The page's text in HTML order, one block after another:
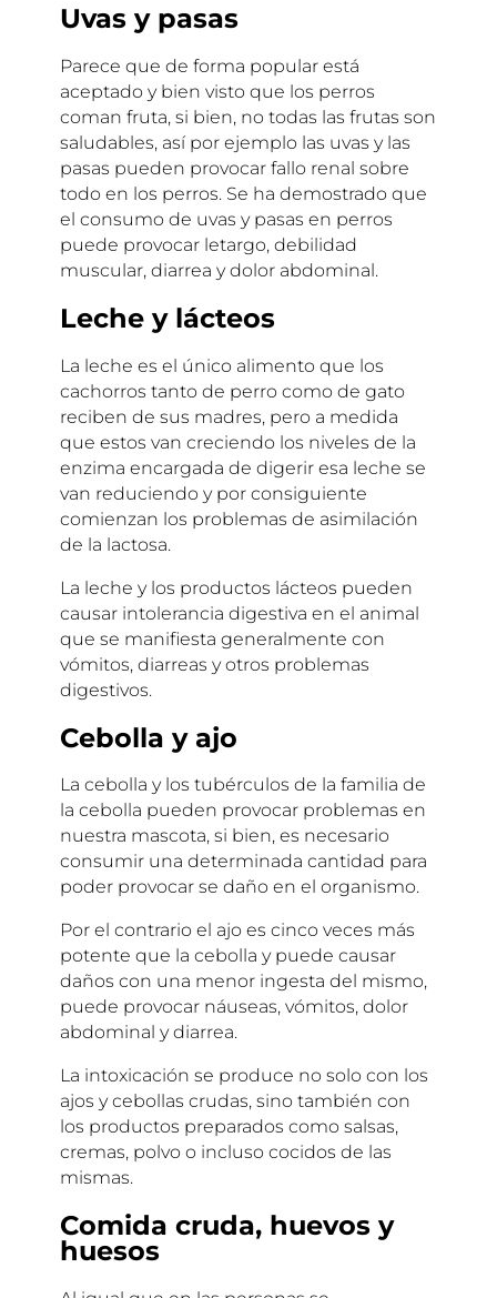
Uvas y pasas
Parece que de forma popular está
aceptado y bien visto que los perros
coman fruta, si bien, no todas las frutas son
saludables, así por ejemplo las uvas y las
pasas pueden provocar fallo renal sobre
todo en los perros. Se ha demostrado que
el consumo de uvas y pasas en perros
puede provocar letargo, debilidad
muscular, diarrea y dolor abdominal.
Leche y lácteos
La leche es el único alimento que los
cachorros tanto de perro como de gato
reciben de sus madres, pero a medida
que estos van creciendo los niveles de la
enzima encargada de digerir esa leche se
van reduciendo y por consiguiente
comienzan los problemas de asimilación
de la lactosa.
La leche y los productos lácteos pueden
causar intolerancia digestiva en el animal
que se manifiesta generalmente con
vómitos, diarreas y otros problemas
digestivos.
Cebolla y ajo
La cebolla y los tubérculos de la familia de
la cebolla pueden provocar problemas en
nuestra mascota, si bien, es necesario
consumir una determinada cantidad para
poder provocar se daño en el organismo.
Por el contrario el ajo es cinco veces más
potente que la cebolla y puede causar
daños con una menor ingesta del mismo,
puede provocar náuseas, vómitos, dolor
abdominal y diarrea.
La intoxicación se produce no solo con los
ajos y cebollas crudas, sino también con
los productos preparados como salsas,
cremas, polvo o incluso cocidos de las
mismas.
Comida cruda, huevos y
huesos